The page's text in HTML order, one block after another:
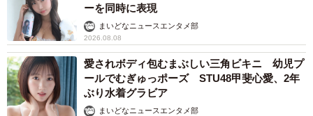
ーを同時に表現
まいどなニュースエンタメ部
2026.08.08
愛されボディ包むまぶしい三角ビキニ 幼児プ
ールでむぎゅっポーズ STU48甲斐心愛、2年
ぶり水着グラビア
まいどなニュースエンタメ部